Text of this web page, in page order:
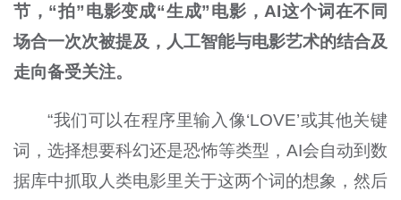
节，“拍”电影变成“生成”电影，AI这个词在不同
场合一次次被提及，人工智能与电影艺术的结合及
走向备受关注。
“我们可以在程序里输入像‘LOVE’或其他关键
词，选择想要科幻还是恐怖等类型，AI会自动到数
据库中抓取人类电影里关于这两个词的想象，然后